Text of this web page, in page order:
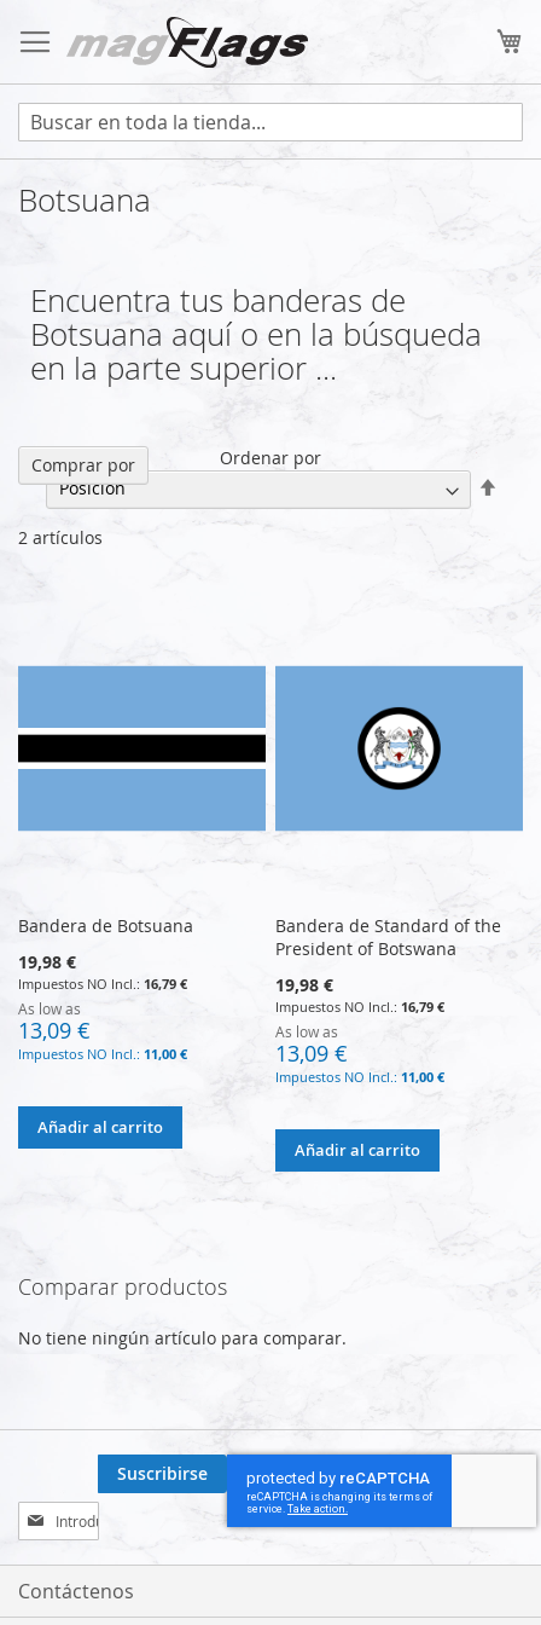
al
contenido
Botsuana
Encuentra tus banderas de
Botsuana aquí o en la búsqueda
en la parte superior ...
2 artículos
Ordenar por
Bandera de Botsuana
19,98 €
16,79 €
As low as
13,09 €
11,00 €
Añadir al carrito
Bandera de Standard of the
President of Botswana
19,98 €
16,79 €
As low as
13,09 €
11,00 €
Añadir al carrito
Comprar por
Comparar productos
No tiene ningún artículo para comparar.
Inscríbase
a
nuestro
boletín
Suscribirse
Contáctenos